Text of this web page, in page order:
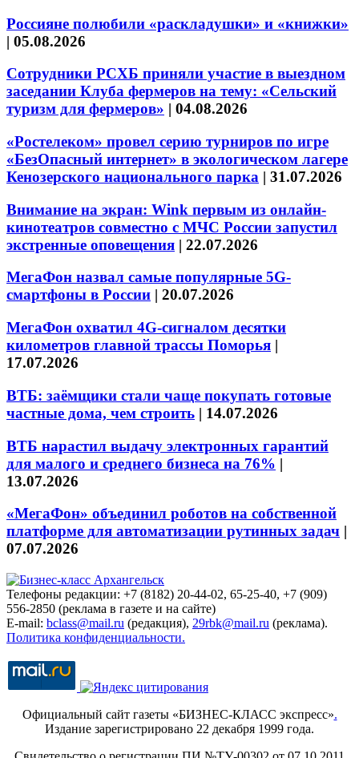
Россияне полюбили «раскладушки» и «книжки»
| 05.08.2026
Сотрудники РСХБ приняли участие в выездном
заседании Клуба фермеров на тему: «Сельский
туризм для фермеров» | 04.08.2026
«Ростелеком» провел серию турниров по игре
«БезОпасный интернет» в экологическом лагере
Кенозерского национального парка | 31.07.2026
Внимание на экран: Wink первым из онлайн-
кинотеатров совместно с МЧС России запустил
экстренные оповещения | 22.07.2026
МегаФон назвал самые популярные 5G-
смартфоны в России | 20.07.2026
МегаФон охватил 4G-сигналом десятки
километров главной трассы Поморья |
17.07.2026
ВТБ: заёмщики стали чаще покупать готовые
частные дома, чем строить | 14.07.2026
ВТБ нарастил выдачу электронных гарантий
для малого и среднего бизнеса на 76% |
13.07.2026
«МегаФон» объединил роботов на собственной
платформе для автоматизации рутинных задач |
07.07.2026
Телефоны редакции: +7 (8182) 20-44-02, 65-25-40, +7 (909)
556-2850 (реклама в газете и на сайте)
E-mail: bclass@mail.ru (редакция), 29rbk@mail.ru (реклама).
Политика конфиденциальности.
Официальный сайт газеты «БИЗНЕС-КЛАСС экспресс».
Издание зарегистрировано 22 декабря 1999 года.